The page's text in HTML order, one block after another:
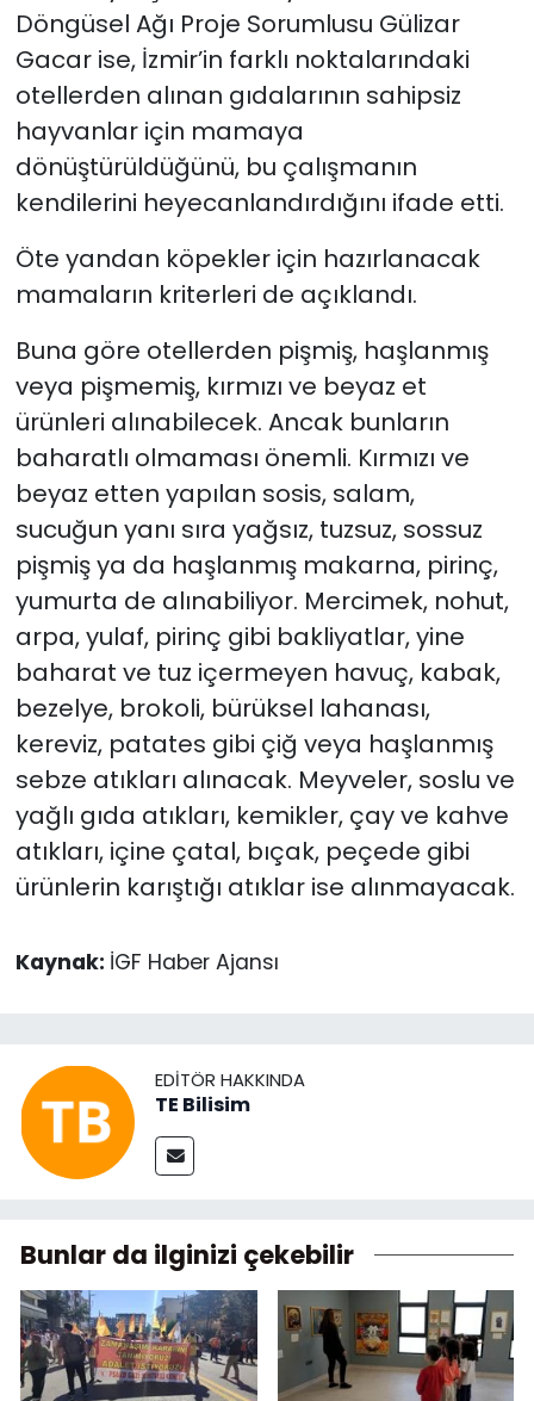
Döngüsel Ağı Proje Sorumlusu Gülizar
Gacar ise, İzmir’in farklı noktalarındaki
otellerden alınan gıdalarının sahipsiz
hayvanlar için mamaya
dönüştürüldüğünü, bu çalışmanın
kendilerini heyecanlandırdığını ifade etti.
Öte yandan köpekler için hazırlanacak
mamaların kriterleri de açıklandı.
Buna göre otellerden pişmiş, haşlanmış
veya pişmemiş, kırmızı ve beyaz et
ürünleri alınabilecek. Ancak bunların
baharatlı olmaması önemli. Kırmızı ve
beyaz etten yapılan sosis, salam,
sucuğun yanı sıra yağsız, tuzsuz, sossuz
pişmiş ya da haşlanmış makarna, pirinç,
yumurta de alınabiliyor. Mercimek, nohut,
arpa, yulaf, pirinç gibi bakliyatlar, yine
baharat ve tuz içermeyen havuç, kabak,
bezelye, brokoli, bürüksel lahanası,
kereviz, patates gibi çiğ veya haşlanmış
sebze atıkları alınacak. Meyveler, soslu ve
yağlı gıda atıkları, kemikler, çay ve kahve
atıkları, içine çatal, bıçak, peçede gibi
ürünlerin karıştığı atıklar ise alınmayacak.
Kaynak: İGF Haber Ajansı
EDITÖR HAKKINDA
TE Bilisim
Bunlar da ilginizi çekebilir